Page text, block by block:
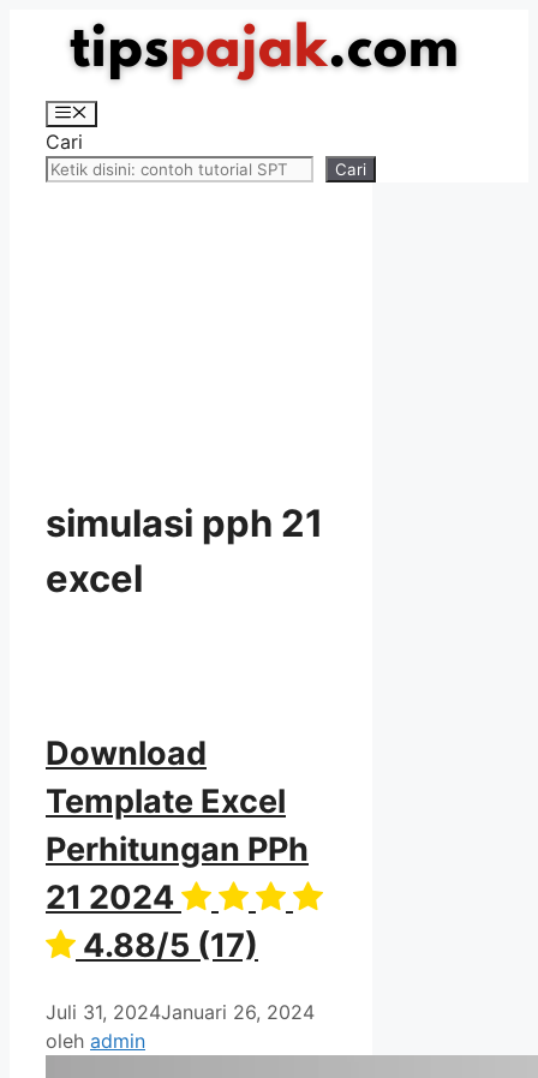
Langsung
Menu
Cari
Cari
simulasi pph 21
excel
Download
Template Excel
Perhitungan PPh
21 2024
4.88/5 (17)
Juli 31, 2024Januari 26, 2024
oleh admin